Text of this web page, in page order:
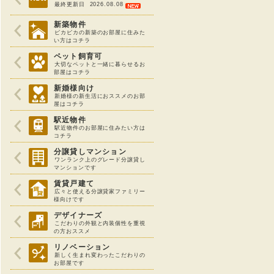
最終更新日 2026.08.08
新築物件
ピカピカの新築のお部屋に住みた
い方はコチラ
ペット飼育可
大切なペットと一緒に暮らせるお
部屋はコチラ
新婚様向け
新婚様の新生活におススメのお部
屋はコチラ
駅近物件
駅近物件のお部屋に住みたい方は
コチラ
分譲貸しマンション
ワンランク上のグレード分譲貸し
マンションです
賃貸戸建て
広々と使える分譲貸家ファミリー
様向けです
デザイナーズ
こだわりの外観と内装個性を重視
の方おススメ
リノベーション
新しく生まれ変わったこだわりの
お部屋です